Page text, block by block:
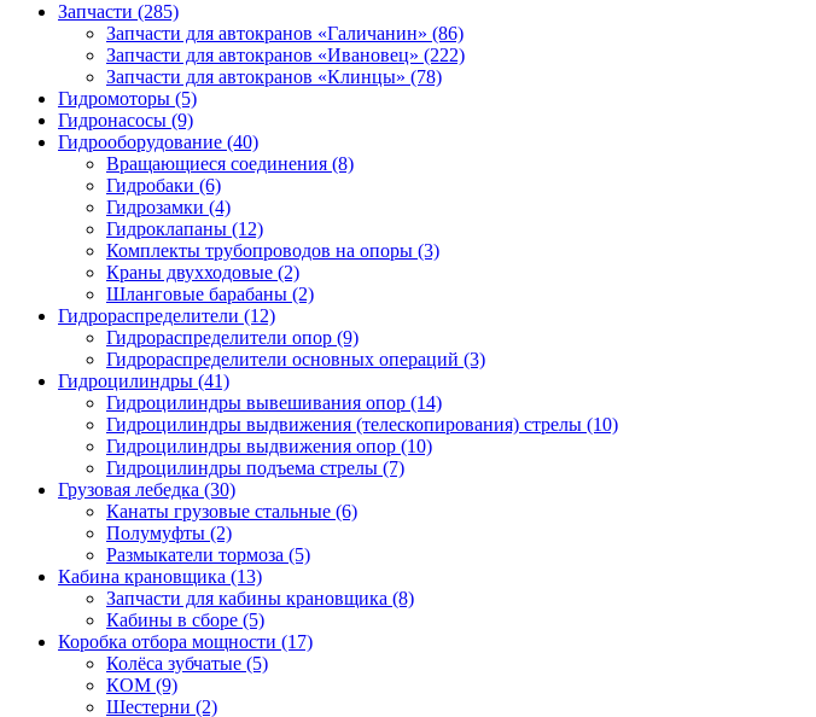
Запчасти (285)
Запчасти для автокранов «Галичанин» (86)
Запчасти для автокранов «Ивановец» (222)
Запчасти для автокранов «Клинцы» (78)
Гидромоторы (5)
Гидронасосы (9)
Гидрооборудование (40)
Вращающиеся соединения (8)
Гидробаки (6)
Гидрозамки (4)
Гидроклапаны (12)
Комплекты трубопроводов на опоры (3)
Краны двухходовые (2)
Шланговые барабаны (2)
Гидрораспределители (12)
Гидрораспределители опор (9)
Гидрораспределители основных операций (3)
Гидроцилиндры (41)
Гидроцилиндры вывешивания опор (14)
Гидроцилиндры выдвижения (телескопирования) стрелы (10)
Гидроцилиндры выдвижения опор (10)
Гидроцилиндры подъема стрелы (7)
Грузовая лебедка (30)
Канаты грузовые стальные (6)
Полумуфты (2)
Размыкатели тормоза (5)
Кабина крановщика (13)
Запчасти для кабины крановщика (8)
Кабины в сборе (5)
Коробка отбора мощности (17)
Колёса зубчатые (5)
КОМ (9)
Шестерни (2)